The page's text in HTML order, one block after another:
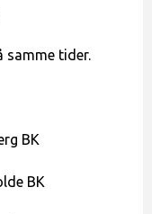
samme tider.
BK
BK